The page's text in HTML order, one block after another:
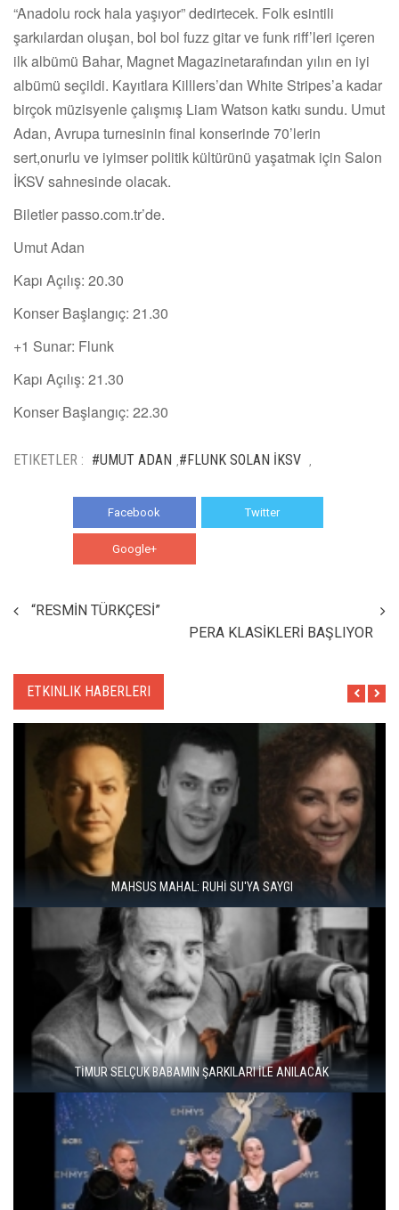
“Anadolu rock hala yaşıyor” dedirtecek. Folk esintili
şarkılardan oluşan, bol bol fuzz gitar ve funk riff’leri içeren
ilk albümü Bahar, Magnet Magazinetarafından yılın en iyi
albümü seçildi. Kayıtlara Killlers’dan White Stripes’a kadar
birçok müzisyenle çalışmış Liam Watson katkı sundu. Umut
Adan, Avrupa turnesinin final konserinde 70’lerin
sert,onurlu ve iyimser politik kültürünü yaşatmak için Salon
İKSV sahnesinde olacak.
Biletler passo.com.tr’de.
Umut Adan
Kapı Açılış: 20.30
Konser Başlangıç: 21.30
+1 Sunar: Flunk
Kapı Açılış: 21.30
Konser Başlangıç: 22.30
ETIKETLER : #UMUT ADAN #FLUNK SOLAN İKSV
Facebook Twitter
Google+
“RESMİN TÜRKÇESİ”
PERA KLASİKLERİ BAŞLIYOR
ETKINLIK HABERLERI
ÇAL BAĞBOZUMU FESTIVALI’NDE KÜLTÜR, SANAT VE BAĞCILIK
BIR ARADA
İSTANBUL COMICS AND ART FESTIVAL YOUTH ÜSKÜDAR'DA